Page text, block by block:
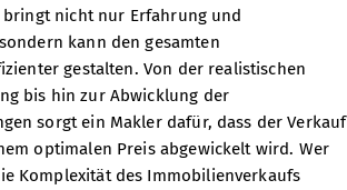
bringt nicht nur Erfahrung und
kann den gesamten
gestalten. Von der realistischen
bis hin zur Abwicklung der
sorgt ein Makler dafür, dass der Verkauf
optimalen Preis abgewickelt wird. Wer
Komplexität des Immobilienverkaufs